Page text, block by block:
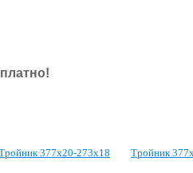
377х20-273х18 Тройник